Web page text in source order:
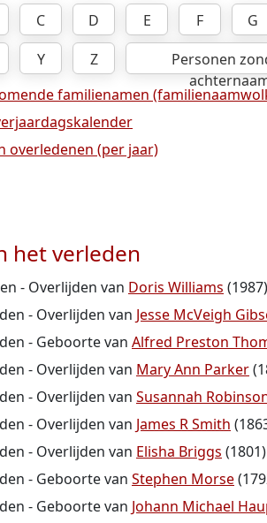
C D E F G
Y Z
Personen
familienamen
overledenen (per jaar)
het verleden
- Overlijden van Doris Williams (1987)
- Overlijden van Jesse McVeigh
- Geboorte van Alfred Preston
- Overlijden van Mary Ann Parker
- Overlijden van Susannah
- Overlijden van James R Smith
- Overlijden van Elisha Briggs (1801)
- Geboorte van Stephen Morse
- Geboorte van Johann Michael